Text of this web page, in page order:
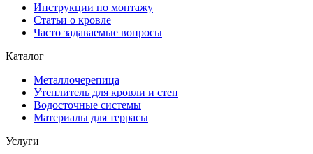
Инструкции по монтажу
Статьи о кровле
Часто задаваемые вопросы
Каталог
Металлочерепица
Утеплитель для кровли и стен
Водосточные системы
Материалы для террасы
Услуги